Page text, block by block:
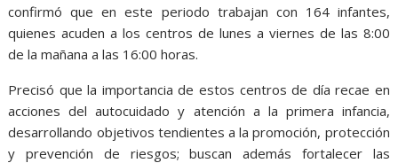
confirmó que en este periodo trabajan con 164 infantes,
quienes acuden a los centros de lunes a viernes de las 8:00
de la mañana a las 16:00 horas.
Precisó que la importancia de estos centros de día recae en
acciones del autocuidado y atención a la primera infancia,
desarrollando objetivos tendientes a la promoción, protección
y prevención de riesgos; buscan además fortalecer las